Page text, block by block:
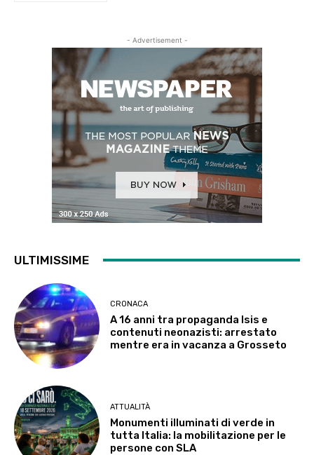
- Advertisement -
ULTIMISSIME
CRONACA
A 16 anni tra propaganda Isis e
contenuti neonazisti: arrestato
mentre era in vacanza a Grosseto
ATTUALITÀ
Monumenti illuminati di verde in
tutta Italia: la mobilitazione per le
persone con SLA